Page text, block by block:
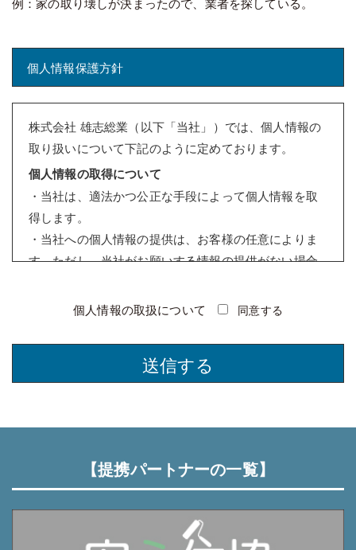
個人情報保護方針
株式会社 雄志総業（以下「当社」）では、個人情報の
取り扱いについて下記のように定めております。
個人情報の取得について
・当社は、適法かつ公正な手段によって個人情報を取
得します。
・当社への個人情報の提供は、お客様の任意によりま
す。ただし、当社がお願いする情報の提供がない場合
個人情報の利用について
行、情報提供など）で、業務の遂行上必要な限りにお
当該第三者につき厳正な調査を行った上、秘密保持さ
せるために適正な監督を行います。
個人情報の管理について
・当社は、個人情報の正確性を保ち、これを安全に管
個人情報の取扱について 同意する
このフィールドは空のままにしてください。
【提携パートナーの一覧】